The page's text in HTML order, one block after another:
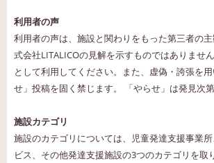
利用者の声
利用者の声は、施設と関わりをもった第三者の
式会社LITALICOの見解を示すものではありませ
として利用してください。また、虚偽・誇張を
せ」投稿を固く禁じます。 「やらせ」は発見次
施設カテゴリ
施設のカテゴリについては、児童発達支援事業
ビス、その他発達支援施設の3つのカテゴリを取